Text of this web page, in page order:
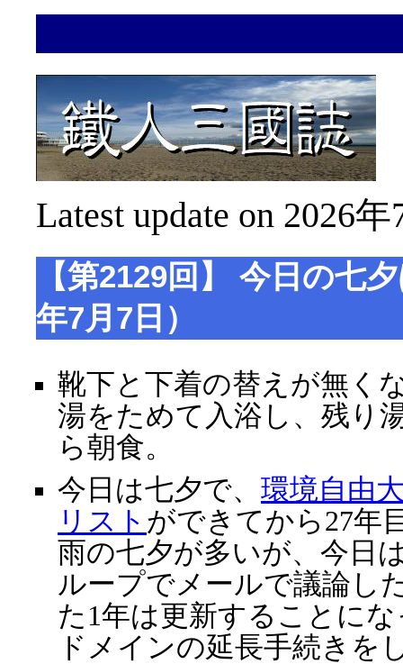
Latest update on 2026
【第2129回】 今日の七
年7月7日）
靴下と下着の替えが無く
湯をためて入浴し、残り
ら朝食。
今日は七夕で、 環境自由
リスト ができてから27年
雨の七夕が多いが、今日
ループでメールで議論し
た1年は更新することに
ドメインの延長手続きを